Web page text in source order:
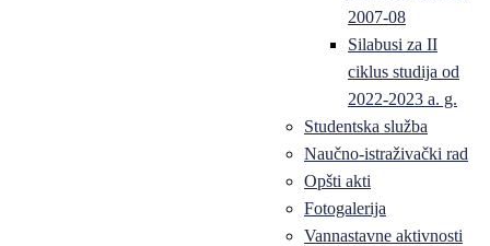
2007-08
Silabusi za II
ciklus studija od
2022-2023 a. g.
Studentska služba
Naučno-istraživački rad
Opšti akti
Fotogalerija
Vannastavne aktivnosti